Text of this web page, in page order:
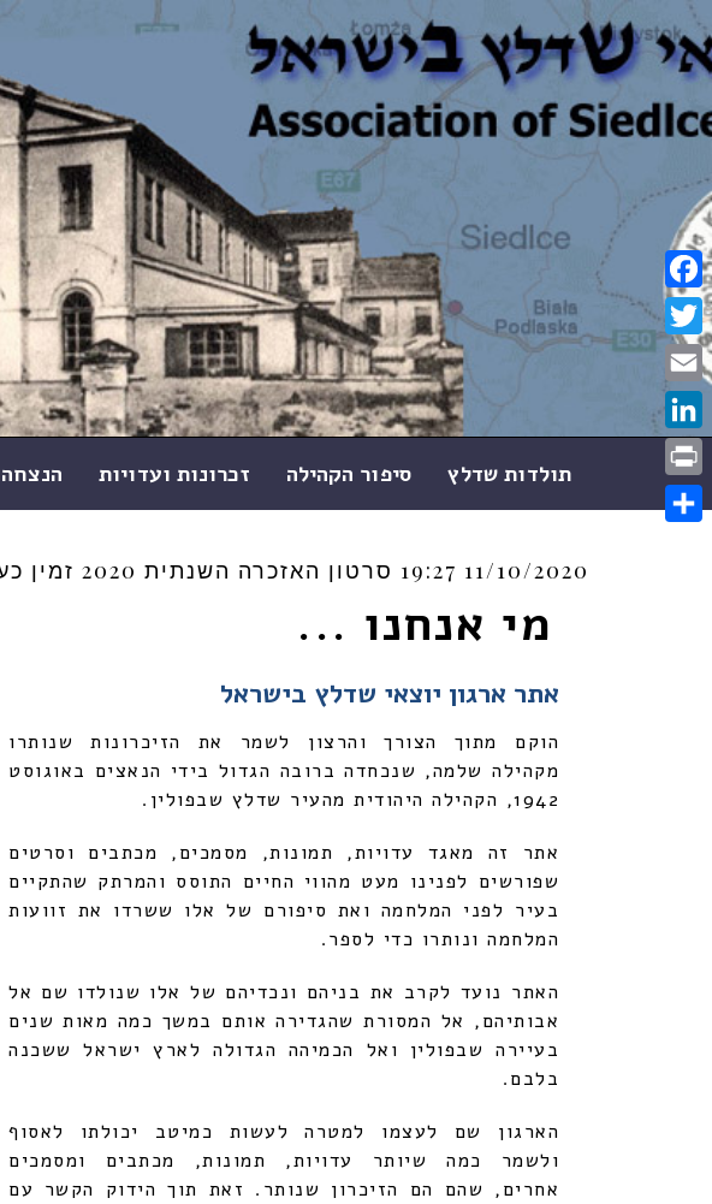
תולדות שדלץ סיפור הקהילה זכרונות ועדויות הנצחה
11/10/2020
19:27 סרטון האזכרה השנתית 2020 זמין כעת לצפייה, קישור בדף הבית של האתר
מי אנחנו ...
אתר ארגון יוצאי שדלץ בישראל
הוקם מתוך הצורך והרצון לשמר את הזיכרונות שנותרו
מקהילה שלמה, שנכחדה ברובה הגדול בידי הנאצים באוגוסט
1942, הקהילה היהודית מהעיר שדלץ שבפולין.
אתר זה מאגד עדויות, תמונות, מסמכים, מכתבים וסרטים
שפורשים לפנינו מעט מהווי החיים התוסס והמרתק שהתקיים
בעיר לפני המלחמה ואת סיפורם של אלו ששרדו את זוועות
המלחמה ונותרו כדי לספר.
האתר נועד לקרב את בניהם ונכדיהם של אלו שנולדו שם אל
אבותיהם, אל המסורת שהגדירה אותם במשך כמה מאות שנים
בעיירה שבפולין ואל הכמיהה הגדולה לארץ ישראל ששכנה
בלבם.
הארגון שם לעצמו למטרה לעשות כמיטב יכולתו לאסוף
ולשמר כמה שיותר עדויות, תמונות, מכתבים ומסמכים
אחרים, שהם הם הזיכרון שנותר. זאת תוך הידוק הקשר עם
יום השואה 2022
Facebook
Twitter
Email
LinkedIn
Print